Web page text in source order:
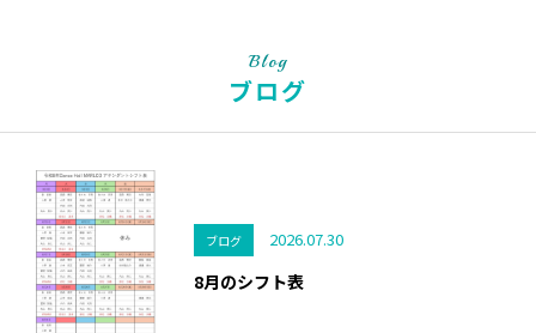
Blog
ブログ
ブログ 2026.07.30
8月のシフト表